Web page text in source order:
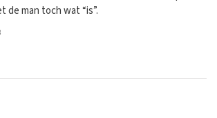
de man toch wat “is”.